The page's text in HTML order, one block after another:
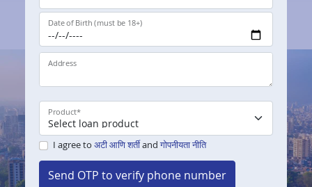
Date of Birth (must be 18+)
Address
Product*
I agree to अटी आणि शर्तीand गोपनीयता नीति
Send OTP to verify phone number